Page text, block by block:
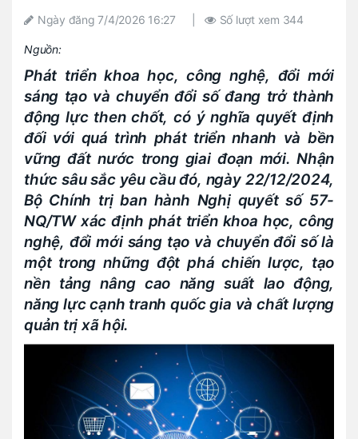
Ngày đăng7/4/2026 16:27 Số lượt xem 344
Nguồn:
Phát triển khoa học, công nghệ, đổi mới
sáng tạo và chuyển đổi số đang trở thành
động lực then chốt, có ý nghĩa quyết định
đối với quá trình phát triển nhanh và bền
vững đất nước trong giai đoạn mới. Nhận
thức sâu sắc yêu cầu đó, ngày 22/12/2024,
Bộ Chính trị ban hành Nghị quyết số 57-
NQ/TW xác định phát triển khoa học, công
nghệ, đổi mới sáng tạo và chuyển đổi số là
một trong những đột phá chiến lược, tạo
nền tảng nâng cao năng suất lao động,
năng lực cạnh tranh quốc gia và chất lượng
quản trị xã hội.